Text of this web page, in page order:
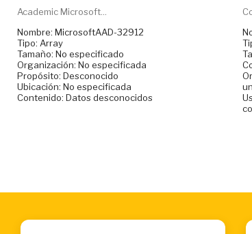
Academic Microsoft...
Nombre: MicrosoftAAD-32912
Tipo: Array
Tamaño: No especificado
Organización: No especificada
Propósito: Desconocido
Ubicación: No especificada
Contenido: Datos desconocidos